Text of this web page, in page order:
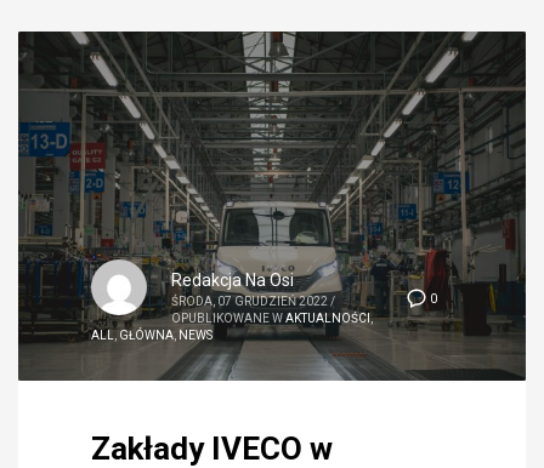
0
Redakcja Na Osi
ŚRODA, 07 GRUDZIEŃ 2022 /
OPUBLIKOWANE WAKTUALNOŚCI,
ALL
GŁÓWNA NEWS
Zakłady IVECO w